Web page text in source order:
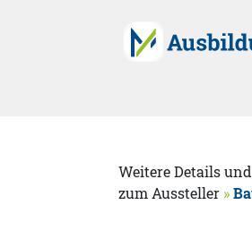
Weitere Details
zum Aussteller »